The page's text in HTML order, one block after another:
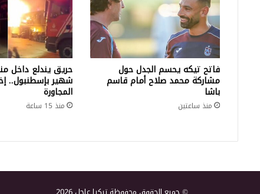
فاتح تيكه يحسم الجدل حول
مشاركة محمد صلاح أمام قاسم
باشا
منذ ساعتين
حريق يندلع داخل
شهير بإسطنبول..
المجاورة
منذ 15 ساعة